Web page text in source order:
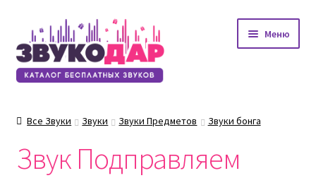
Перейти
к
навигации
Перейти
к
содержимому
Меню
Все Звуки Звуки Звуки Предметов Звуки бонга
Звук Подправляем